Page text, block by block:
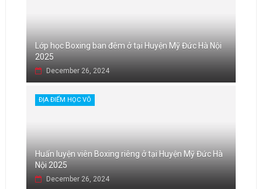
Lớp học Boxing ban đêm ở tại Huyện Mỹ Đức Hà Nội
2025
December 26, 2024
ĐỊA ĐIỂM HỌC VÕ
Huấn luyện viên Boxing riêng ở tại Huyện Mỹ Đức Hà
Nội 2025
December 26, 2024